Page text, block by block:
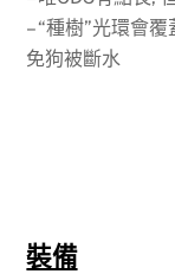
– “種樹”光環會
免狗被斷水
裝備